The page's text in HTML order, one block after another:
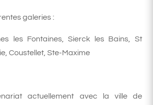
galeries :
les Fontaines, Sierck les Bains, St
Coustellet, Ste-Maxime
actuellement avec la ville de